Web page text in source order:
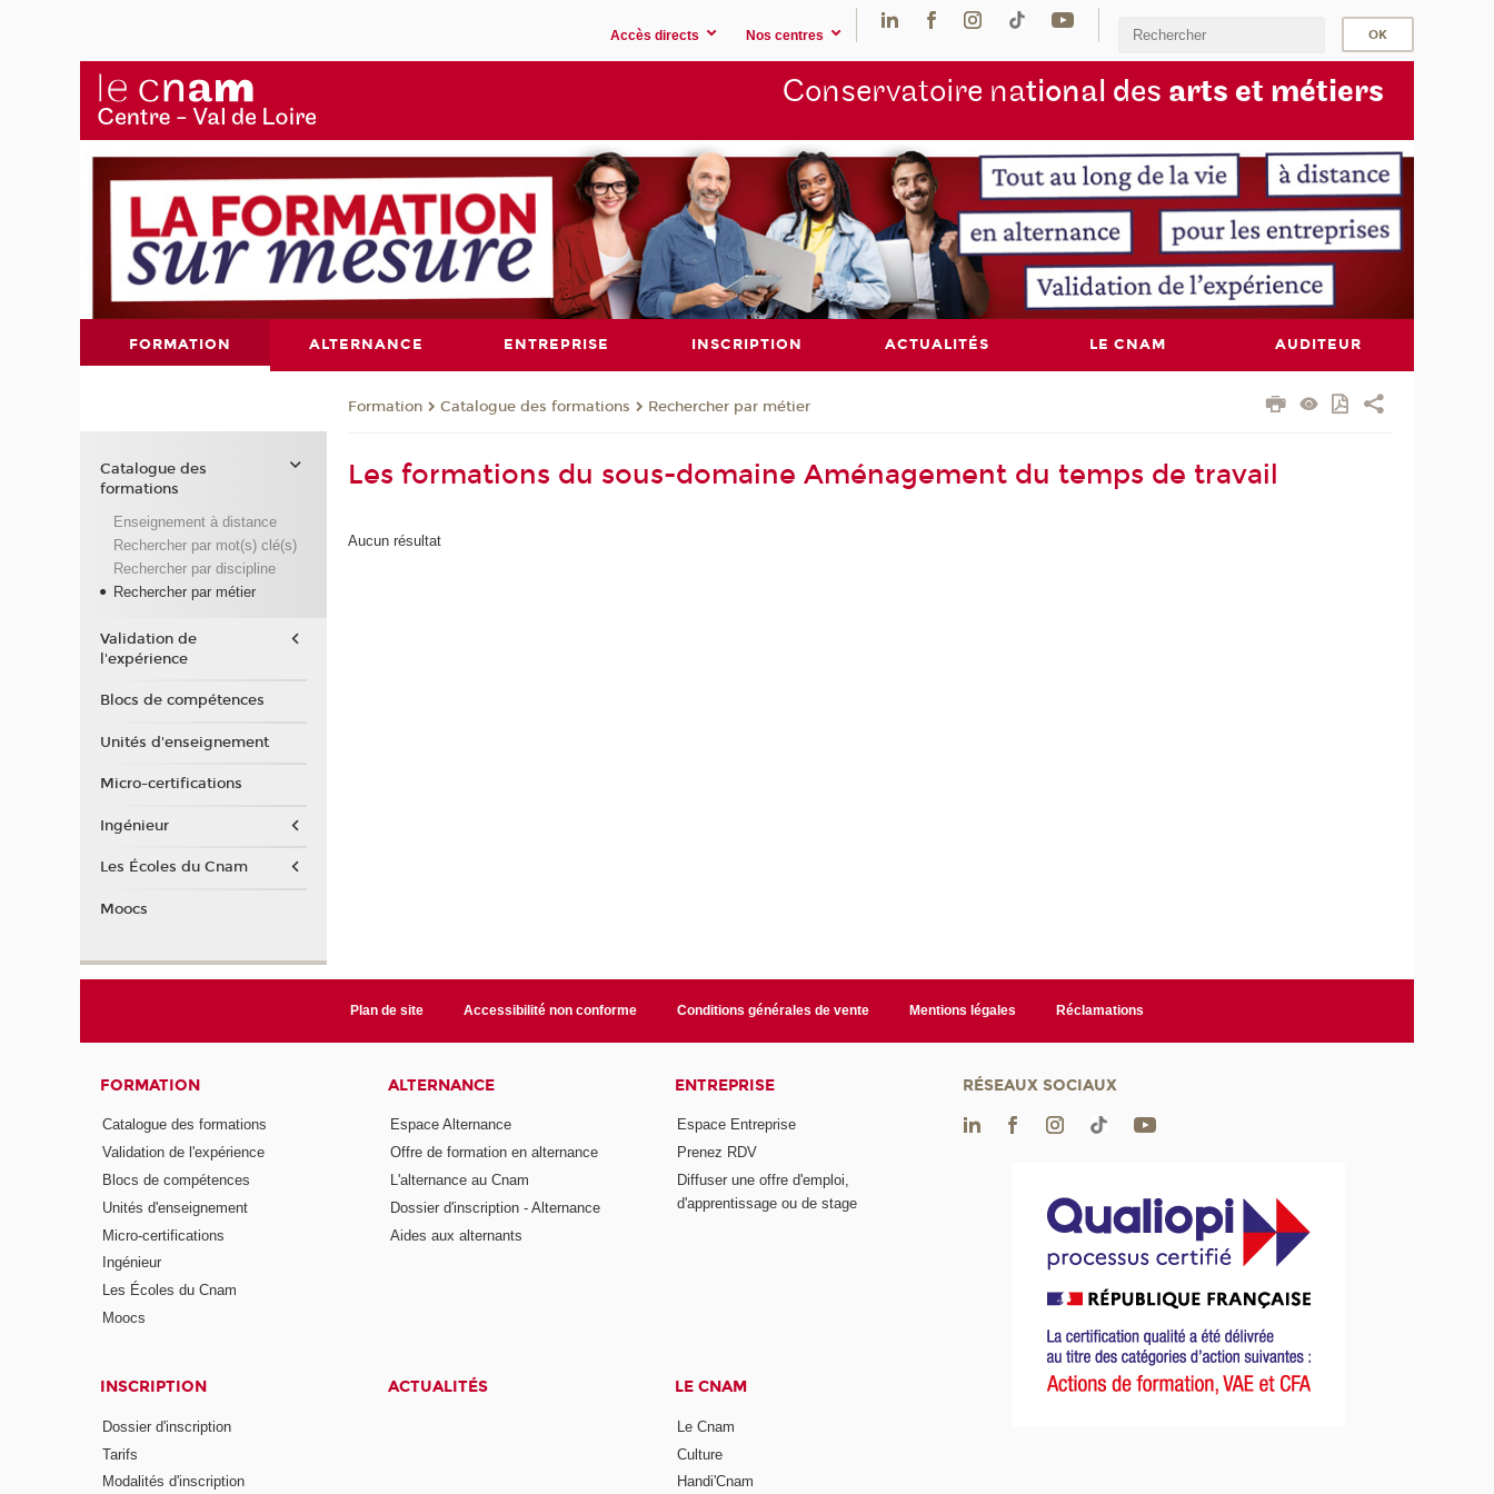
Accès directs Nos centres
Conservatoire national des arts et métiers
FORMATION ALTERNANCE ENTREPRISE INSCRIPTION ACTUALITÉS LE CNAM AUDITEUR
Formation Catalogue des formations Rechercher par métier
Les formations du sous-domaine Aménagement du temps de travail
Aucun résultat
Catalogue des
formations
Enseignement à distance
Rechercher par mot(s) clé(s)
Rechercher par discipline
Rechercher par métier
Validation de
l'expérience
Blocs de compétences
Unités d'enseignement
Micro-certifications
Ingénieur
Les Écoles du Cnam
Moocs
Plan de site Accessibilité non conforme Conditions générales de vente Mentions légales Réclamations
FORMATION
Catalogue des formations
Validation de l'expérience
Blocs de compétences
Unités d'enseignement
Micro-certifications
Ingénieur
Les Écoles du Cnam
Moocs
ALTERNANCE
Espace Alternance
Offre de formation en alternance
L'alternance au Cnam
Dossier d'inscription - Alternance
Aides aux alternants
ENTREPRISE
Espace Entreprise
Prenez RDV
Diffuser une offre d'emploi,
d'apprentissage ou de stage
INSCRIPTION
Dossier d'inscription
Tarifs
Modalités d'inscription
ACTUALITÉS LE CNAM
Le Cnam
Culture
Handi'Cnam
RÉSEAUX SOCIAUX